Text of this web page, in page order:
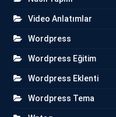
Video Anlatımlar
Wordpress
Wordpress Eğitim
Wordpress Eklenti
Wordpress Tema